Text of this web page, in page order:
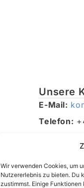
Wir verwenden Cookies, um
Nutzererlebnis zu bieten. Du
zustimmst. Einige
Unsere
E-Mail:
Telefon:
Traunsee,